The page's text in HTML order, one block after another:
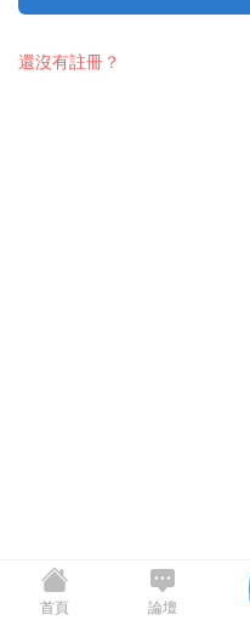
還沒有註冊？
首頁 論壇